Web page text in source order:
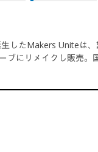
したMakers Uniteは
ブにリメイクし販売